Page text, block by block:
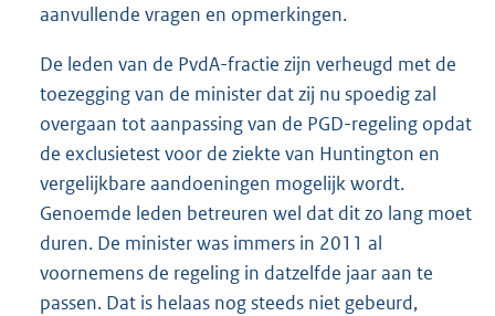
aanvullende vragen en opmerkingen.
De leden van de PvdA-fractie zijn verheugd met de
toezegging van de minister dat zij nu spoedig zal
overgaan tot aanpassing van de PGD-regeling opdat
de exclusietest voor de ziekte van Huntington en
vergelijkbare aandoeningen mogelijk wordt.
Genoemde leden betreuren wel dat dit zo lang moet
duren. De minister was immers in 2011 al
voornemens de regeling in datzelfde jaar aan te
passen. Dat is helaas nog steeds niet gebeurd,